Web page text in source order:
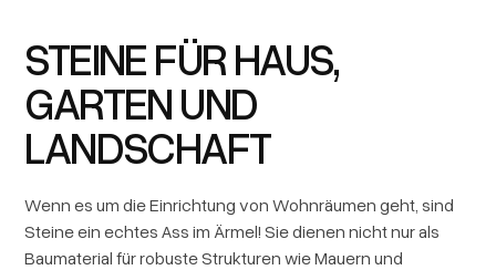
STEINE FÜR HAUS,
GARTEN UND
LANDSCHAFT
Wenn es um die Einrichtung von Wohnräumen geht, sind
Steine ein echtes Ass im Ärmel! Sie dienen nicht nur als
Baumaterial für robuste Strukturen wie Mauern und